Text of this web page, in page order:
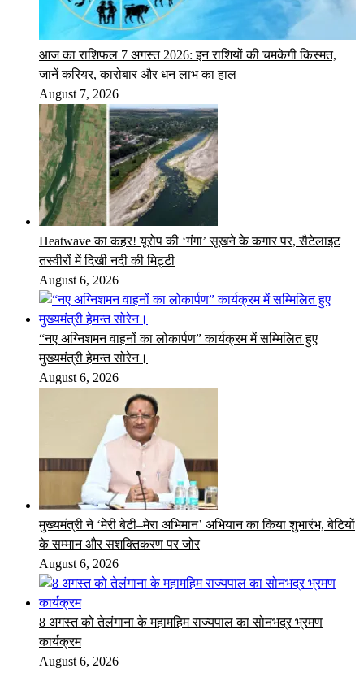
आज का राशिफल 7 अगस्त 2026: इन राशियों की चमकेगी किस्मत,
जानें करियर, कारोबार और धन लाभ का हाल
August 7, 2026
Heatwave का कहर! यूरोप की ‘गंगा’ सूखने के कगार पर, सैटेलाइट
तस्वीरों में दिखी नदी की मिट्टी
August 6, 2026
“नए अग्निशमन वाहनों का लोकार्पण” कार्यक्रम में सम्मिलित हुए
मुख्यमंत्री हेमन्त सोरेन।
August 6, 2026
मुख्यमंत्री ने ‘मेरी बेटी–मेरा अभिमान’ अभियान का किया शुभारंभ, बेटियों
के सम्मान और सशक्तिकरण पर जोर
August 6, 2026
8 अगस्त को तेलंगाना के महामहिम राज्यपाल का सोनभद्र भ्रमण
कार्यक्रम
August 6, 2026